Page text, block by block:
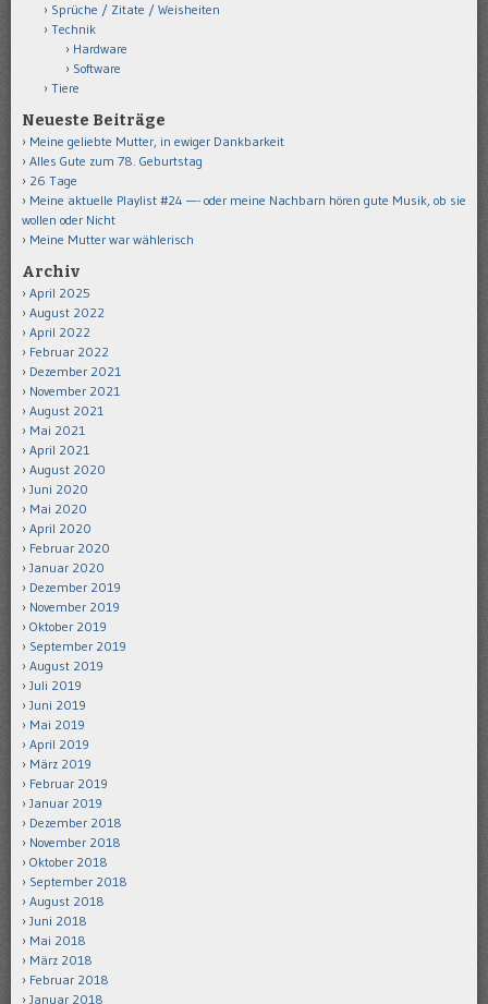
Sprüche / Zitate / Weisheiten
Technik
Hardware
Software
Tiere
Neueste Beiträge
Meine geliebte Mutter, in ewiger Dankbarkeit
Alles Gute zum 78. Geburtstag
26 Tage
Meine aktuelle Playlist #24 —- oder meine Nachbarn hören gute Musik, ob sie
wollen oder Nicht
Meine Mutter war wählerisch
Archiv
April 2025
August 2022
April 2022
Februar 2022
Dezember 2021
November 2021
August 2021
Mai 2021
April 2021
August 2020
Juni 2020
Mai 2020
April 2020
Februar 2020
Januar 2020
Dezember 2019
November 2019
Oktober 2019
September 2019
August 2019
Juli 2019
Juni 2019
Mai 2019
April 2019
März 2019
Februar 2019
Januar 2019
Dezember 2018
November 2018
Oktober 2018
September 2018
August 2018
Juni 2018
Mai 2018
März 2018
Februar 2018
Januar 2018